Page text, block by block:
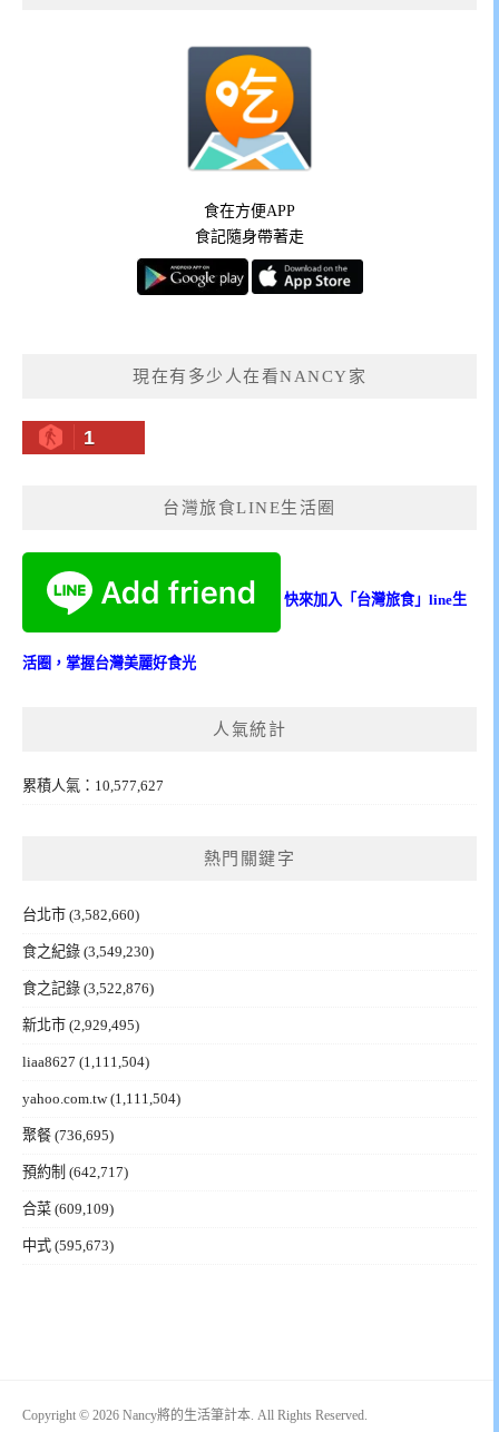
食在方便APP
食記隨身帶著走
現在有多少人在看NANCY家
1
台灣旅食LINE生活圈
快來加入「台灣旅食」line生
活圈，掌握台灣美麗好食光
人氣統計
累積人氣：10,577,627
熱門關鍵字
台北市 (3,582,660)
食之紀錄 (3,549,230)
食之記錄 (3,522,876)
新北市 (2,929,495)
liaa8627 (1,111,504)
yahoo.com.tw(1,111,504)
聚餐 (736,695)
預約制 (642,717)
合菜 (609,109)
中式 (595,673)
Copyright © 2026 Nancy將的生活筆計本. All Rights Reserved.